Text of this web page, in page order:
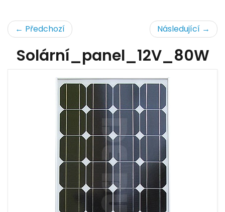
← Předchozí Následující →
Solární_panel_12V_80W